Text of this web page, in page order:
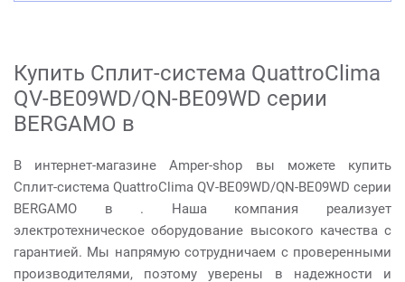
Купить Сплит-система QuattroClima
QV-BE09WD/QN-BE09WD серии
BERGAMO в
В интернет-магазине Amper-shop вы можете купить
Сплит-система QuattroClima QV-BE09WD/QN-BE09WD серии
BERGAMO в . Наша компания реализует
электротехническое оборудование высокого качества с
гарантией. Мы напрямую сотрудничаем с проверенными
производителями, поэтому уверены в надежности и